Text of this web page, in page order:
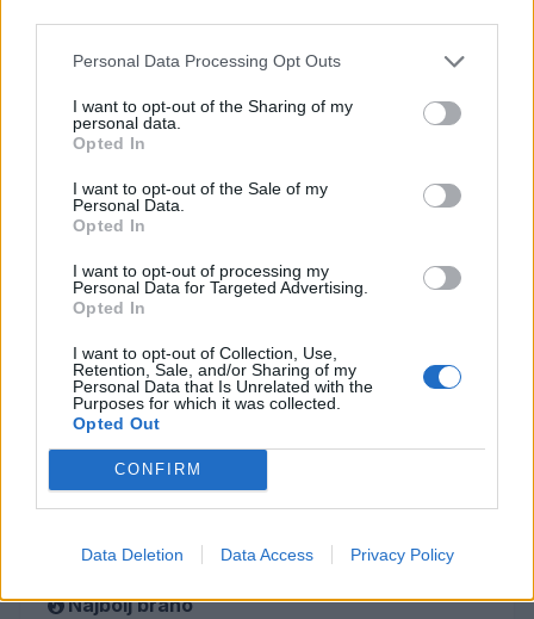
Personal Data Processing Opt Outs
I want to opt-out of the Sharing of my
personal data.
Opted In
I want to opt-out of the Sale of my
Personal Data.
Opted In
I want to opt-out of processing my
Personal Data for Targeted Advertising.
Opted In
I want to opt-out of Collection, Use,
Retention, Sale, and/or Sharing of my
Personal Data that Is Unrelated with the
Purposes for which it was collected.
Opted Out
CONFIRM
Data Deletion Data Access Privacy Policy
rasističnimi, diskriminatornimi ali nezakonitimi vsebinami
Failed to fetch
Prihajajoči dogodki
AVG Minute za šah z Nejcem
AVG
10
Aktivne poletne počitnice
AVG
10
Bralni čajanki
09:30
AVG ŠŠK RIBNO ‘26
Najbolj brano